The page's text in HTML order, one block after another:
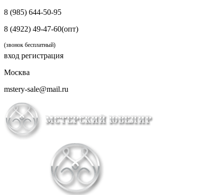
8 (985) 644-50-95
8 (4922) 49-47-60(опт)
(звонок бесплатный)
вход регистрация
Москва
mstery-sale@mail.ru